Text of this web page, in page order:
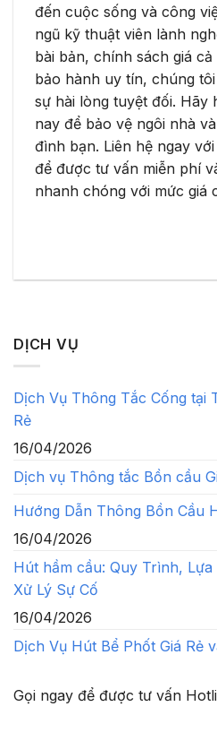
đến cuộc sống và công
ngũ kỹ thuật viên lành
bài bản, chính sách giá
bảo hành uy tín, chúng
sự hài lòng tuyệt đối. Hãy
nay để bảo vệ ngôi nhà
đình bạn. Liên hệ ngay
để được tư vấn miễn phí
nhanh chóng với mức giá
DỊCH VỤ
Dịch Vụ Thông Tắc Cống tại
Rẻ
16/04/2026
Dịch vụ Thông tắc Bồn cầu
Hướng Dẫn Thông Bồn Cầu
16/04/2026
Hút hầm cầu: Quy Trình,
Xử Lý Sự Cố
16/04/2026
Dịch Vụ Hút Bể Phốt Giá Rẻ
Gọi ngay để được tư vấn